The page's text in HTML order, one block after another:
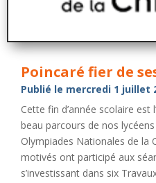
Poincaré fier de
Publié le mercredi 1 juillet
Cette fin d’année scolaire est
beau parcours de nos
Olympiades Nationales de la
motivés ont participé aux
s’investissant dans six